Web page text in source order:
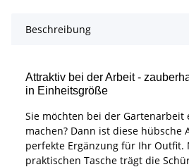
Beschreibung
Attraktiv bei der Arbeit -
in Einheitsgröße
Sie möchten bei der Gartenarbeit
machen? Dann ist diese hübsche
perfekte Ergänzung für Ihr Outfit.
praktischen Tasche trägt die